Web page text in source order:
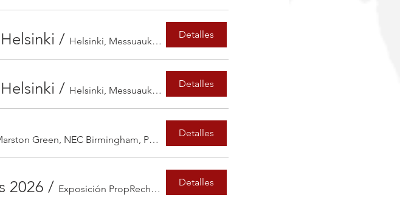
/ Helsinki, Messuaukio 1, 00520 Helsinki, Finlandia
Detalles
/ Helsinki, Messuaukio 1, 00520 Helsinki, Finlandia
Detalles
Marston Green, NEC Birmingham, Pendigo Way, Marston Green, Birmingham B40 1PP, Reino Unido
Detalles
2026 / Exposición PropRech - Londres, Royal Victoria Dock, 1 Western Gateway, Londres E16 1XL, Reino Unido
Detalles